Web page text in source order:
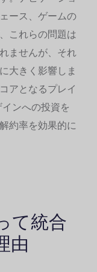
ース、ゲームの
これらの問題は
ませんが、それ
大きく影響しま
アとなるプレイ
ンへの投資を
約率を効果的に
て統合
由